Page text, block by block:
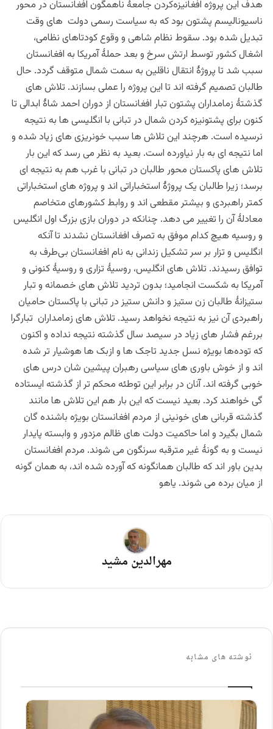
هدف این پروژه افغانیزه‌کردن جامعۀ ناهمگون افغانستان در محور
ناسیونالیسم پشتون بود که به سیاست رسمی دولت های وقت
تبدیل شده بود. سقوط نظام شاهی و وقوع کودتاهای نظامی،
اشغال کشور توسط ارتش سرخ و بعد حملۀ آمریکا به افغانستان
سبب شد تا پروژۀ انتقال ناقلین به سمت شمال متوقف گردد. حال
طالبان تصمیم گرفته اند تا این پروژه را عملی بسازند. تلاش های
گذشتۀ زمامداران پشتون تبار افغانستان از دوران احمد شاۀ ابدالی تا
کنون برای پشتونیزه کردن شمال در تبانی با انگلیسی ها به نتیجه
نرسیده است. هرچند این تلاش ها سبب خونریزی های زیاد شده و
اما نتیجه ای به بار نیاورده است. بعید به نظر می رسد که این بار
تلاش های پاکستان محور طالبان در تبانی با غرب هم به نتیجه ای
برسد؛ زیرا طالبان یک پروژۀ استخباراتی اند و پروژه های استخباراتی
کمتر راهبردی و بیشتر مقطعی اند و روابط کشورهای متخاصم
معادلۀ آن را تغییر می دهد. چنانکه در دوران بازی بزرگ اول انگلیس
و روسیه هیچ کدام موفق به تصرف افغانستان نشدند تا آنکه
انگلیس و تزار بر سر تشکیل زندانی به نام افغانستان بی‌طرف به
توافق رسیدند. تلاش های انگلیس، روسیۀ تزاری و روسیۀ کنونی و
آمریکا به شکست انجامید؛ بدون تردید تلاش های خصمانه و تبار
ستیزانۀ طالبان زن ستیز و دانش ستیز در تبانی با پاکستان حامیان
راهبردی آن نیز به نتیجه نخواهد رسید. تلاش های زمامداران تبارگرا
بررغم فشار های زیاد در سیصد سال گذشته نتیجه نداده و اکنون
که توده‌ها بویژه نسل جدید تاجک ها و ازبک ها هوشیار تر شده
اند و از خوش باوری های سیاسی رهبران پیشین شان درس های
خوبی گرفته اند. آنان در برابر این توطئه محکم تر از گذشته ایستاده
گی خواهند کرد. بعید نیست که این بار هم این تلاش ها مانند
گذشته قربانی های خونینی از مردم افغانستان بویژه باشنده گان
شمال بگیرد و اما حاکمیت دولت های ظالم مزدور و وابسته پایدار
نیست و به گونۀ غیر مترقبه سرنگون می شوند. مردم افغانستان
بدین باور اند که طالبان همانگونه که آورده شده اند، به همان گونه
از میان برده می شوند. یاهو
مهرالدین مشید
نوشته های مشابه